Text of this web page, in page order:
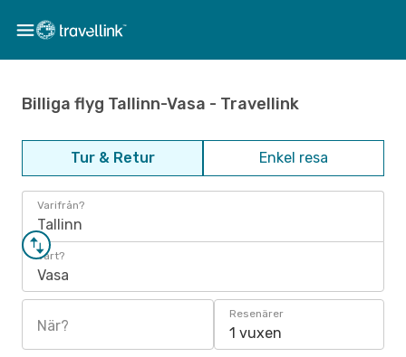
Billiga flyg Tallinn-Vasa - Travellink
Tur & Retur Enkel resa
Varifrån?
Tallinn
Vart?
Vasa
När?
Resenärer
1 vuxen